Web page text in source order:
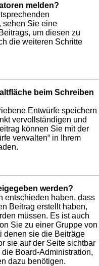
melden?
sehen Sie eine
um diesen zu
die weiteren Schritte
beim Schreiben
Entwürfe speichern
vervollständigen und
können Sie mit der
verwalten“ in Ihrem
werden?
entschieden haben, dass
Beitrag erstellt haben,
müssen. Es ist auch
Sie zu einer Gruppe von
denen sie die Beiträge
sie auf der Seite sichtbar
Board-Administration,
dazu benötigen.